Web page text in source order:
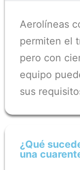
Aerolíneas
permiten el
pero con
equipo
sus
¿Qué
una